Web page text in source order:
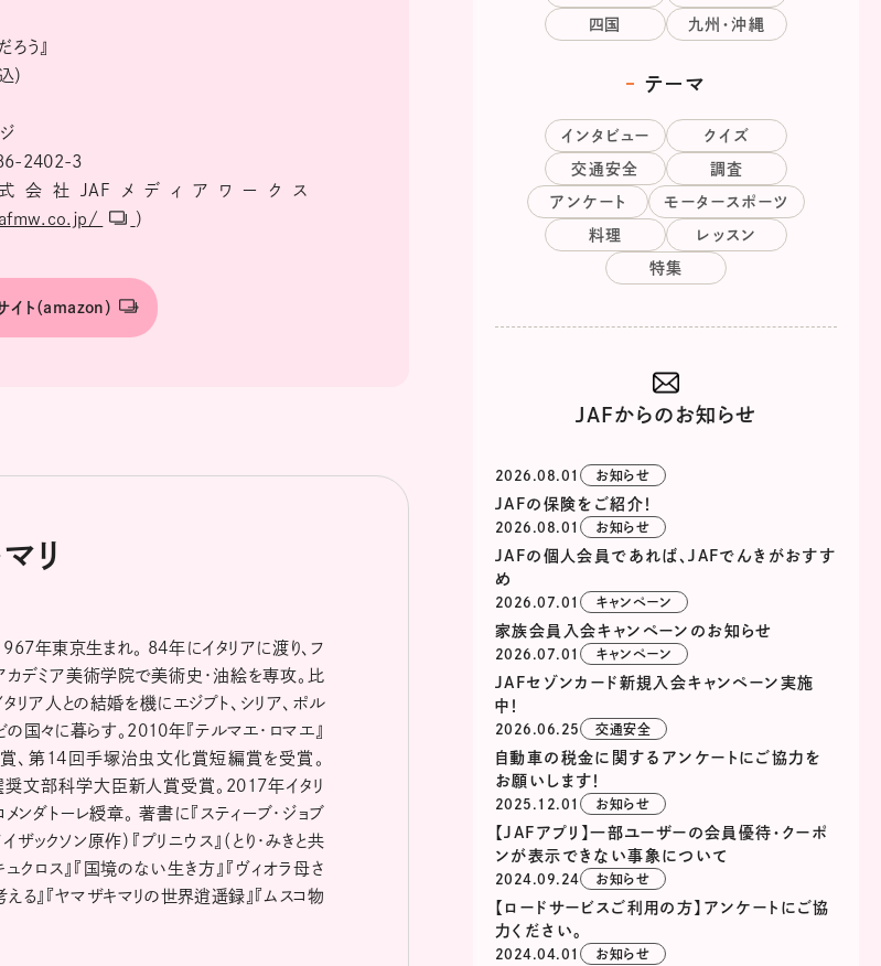
ろう』
）
2402-3
会社JAFメディアワークス
）
イト（amazon）
リ
年東京生まれ。 84年にイタリアに渡り、フ
カデミア美術学院で美術史・油絵を専攻。比
リア人との結婚を機にエジプト、シリア、ポル
の国々に暮らす。2010年『テルマエ・ロマエ』
、第14回手塚治虫文化賞短編賞を受賞。
文部科学大臣新人賞受賞。2017年イタリ
ンダトーレ綬章。 著書に『スティーブ・ジョブ
イザックソン原作）『プリニウス』（とり・みきと共
ュクロス』『国境のない生き方』『ヴィオラ母さ
える』『ヤマザキマリの世界逍遥録』『ムスコ物
四国 九州・沖縄
テーマ
インタビュー クイズ
交通安全 調査
アンケート モータースポーツ
料理 レッスン
特集
JAFからのお知らせ
2026.08.01 お知らせ
JAFの保険をご紹介！
2026.08.01 お知らせ
JAFの個人会員であれば、JAFでんきがおすす
め
2026.07.01 キャンペーン
家族会員入会キャンペーンのお知らせ
2026.07.01 キャンペーン
JAFセゾンカード新規入会キャンペーン実施
中！
2026.06.25 交通安全
自動車の税金に関するアンケートにご協力を
お願いします！
2025.12.01 お知らせ
【JAFアプリ】一部ユーザーの会員優待・クーポ
ンが表示できない事象について
2024.09.24 お知らせ
【ロードサービスご利用の方】アンケートにご協
力ください。
2024.04.01 お知らせ